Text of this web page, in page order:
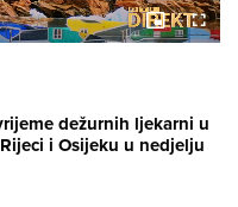
dežurnih ljekarni u
i Osijeku u nedjelju